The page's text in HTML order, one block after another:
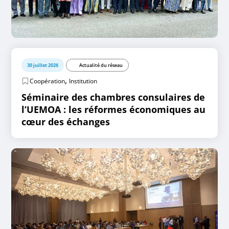
30 juillet 2026 Actualité du réseau
Coopération, Institution
Séminaire des chambres consulaires de
l’UEMOA : les réformes économiques au
cœur des échanges